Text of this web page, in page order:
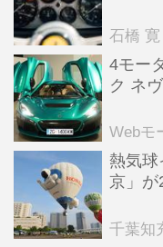
石橋 寛
4モー
ク ネ
全版／
Webモ
熱気球
京」が
ンテン
千葉知